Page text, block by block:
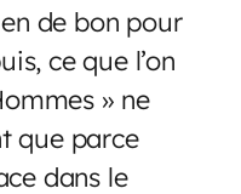
de bon pour
ce que l’on
» ne
que parce
dans le